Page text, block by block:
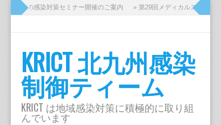
ための感染対策セミナー開催のご案内 » 第29回メディカルスタッフの
KRICT 北九州感染
制御ティーム
KRICT は地域感染対策に積極的に取り組
んでいます